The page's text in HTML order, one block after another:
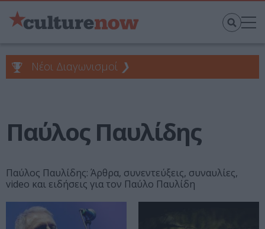
Νέοι Διαγωνισμοί ❯
Παύλος Παυλίδης
Παύλος Παυλίδης: Άρθρα, συνεντεύξεις, συναυλίες,
video και ειδήσεις για τον Παύλο Παυλίδη